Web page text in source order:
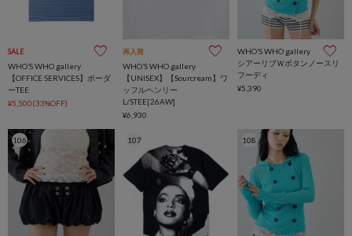
SALE
WHO’S WHO gallery
【OFFICE SERVICES】ボーダ
ーTEE
¥5,500(33%OFF)
再入荷
WHO’S WHO gallery
【UNISEX】【Sourcream】ワ
ッフルヘンリー
L/STEE[26AW]
¥6,930
WHO’S WHO gallery
シアーリブＷボタンノースリ
フーディ
¥5,390
106 107 108